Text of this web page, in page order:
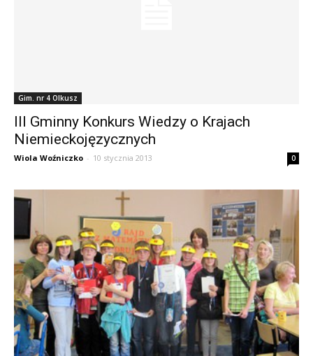
Gim. nr 4 Olkusz
III Gminny Konkurs Wiedzy o Krajach
Niemieckojęzycznych
Wiola Woźniczko - 10 stycznia 2013 0